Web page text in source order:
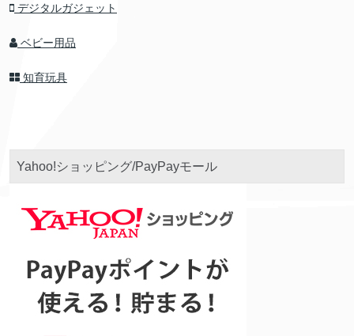
デジタルガジェット
ベビー用品
知育玩具
Yahoo!ショッピング/PayPayモール